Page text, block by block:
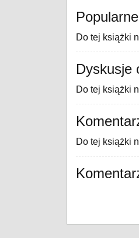
Do tej książki
Dyskusje
Do tej książki
Do tej książki